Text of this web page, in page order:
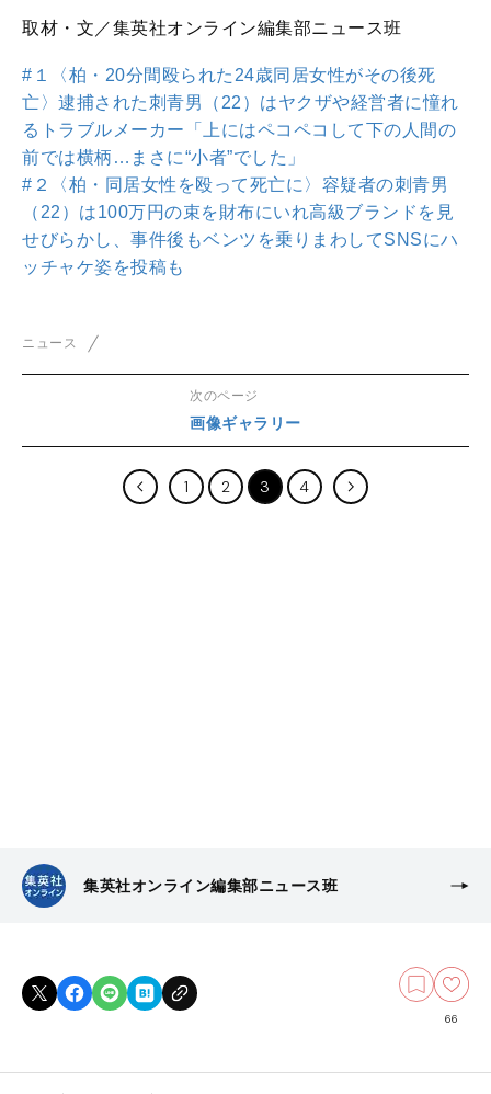
取材・文／集英社オンライン編集部ニュース班
#１〈柏・20分間殴られた24歳同居女性がその後死
亡〉逮捕された刺青男（22）はヤクザや経営者に憧れ
るトラブルメーカー「上にはペコペコして下の人間の
前では横柄…まさに“小者”でした」
#２〈柏・同居女性を殴って死亡に〉容疑者の刺青男
（22）は100万円の束を財布にいれ高級ブランドを見
せびらかし、事件後もベンツを乗りまわしてSNSにハ
ッチャケ姿を投稿も
ニュース
次のページ
画像ギャラリー
1 2 3 4
集英社オンライン編集部ニュース班
66